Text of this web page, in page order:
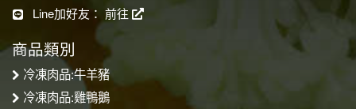
Line加好友： 前往
商品類別
冷凍肉品:牛羊豬
冷凍肉品:雞鴨鵝